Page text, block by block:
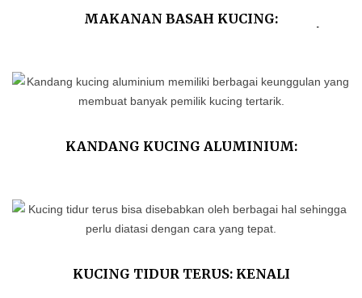
MAKANAN BASAH KUCING:
KANDANG KUCING ALUMINIUM:
KUCING TIDUR TERUS: KENALI